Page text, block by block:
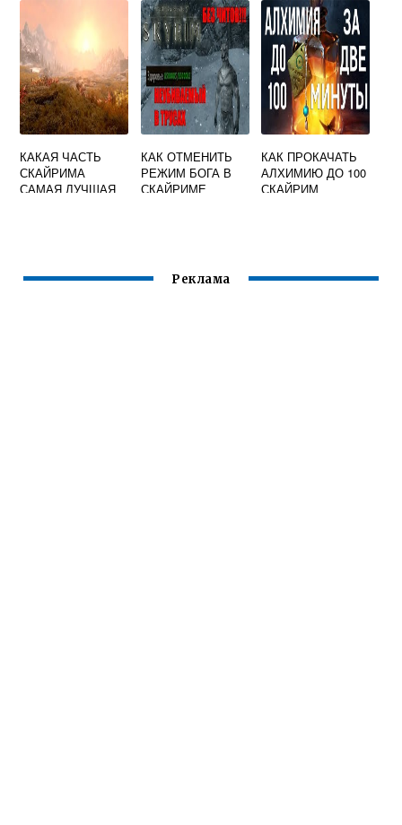
КАКАЯ ЧАСТЬ
СКАЙРИМА
САМАЯ ЛУЧШАЯ
КАК ОТМЕНИТЬ
РЕЖИМ БОГА В
СКАЙРИМЕ
КАК ПРОКАЧАТЬ
АЛХИМИЮ ДО 100
СКАЙРИМ
Реклама